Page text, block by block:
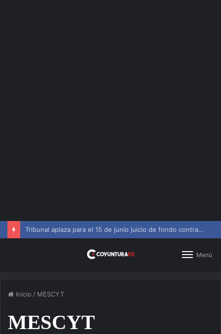
SNS amplía horarios en centros de primer nivel y diagnósticos
Menú
Inicio / MESCYT
MESCYT